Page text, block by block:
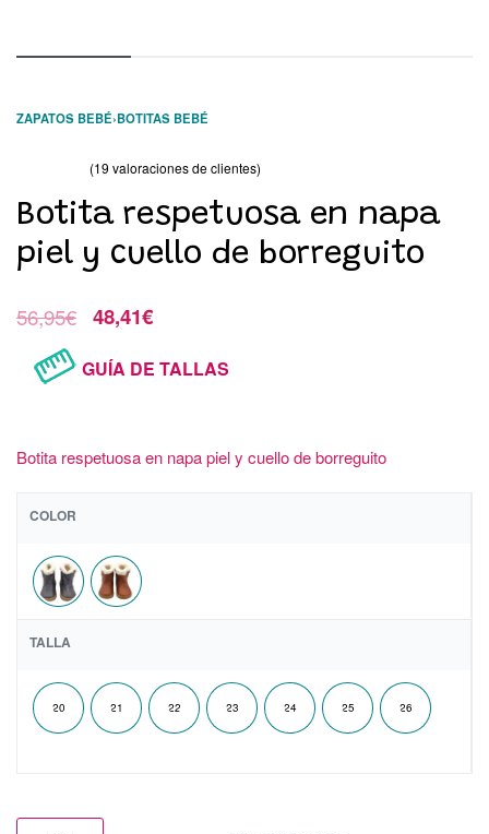
ZAPATOS BEBÉ›BOTITAS BEBÉ
(19 valoraciones de clientes)
Botita respetuosa en napa
piel y cuello de borreguito
56,95€ 48,41€
GUÍA DE TALLAS
Botita respetuosa en napa piel y cuello de borreguito
COLOR
TALLA
20 21 22 23 24 25 26